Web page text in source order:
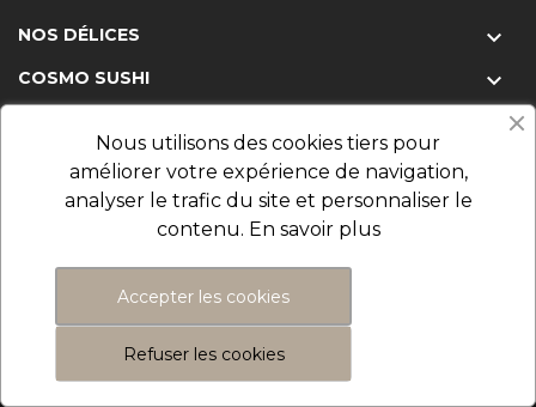
NOS DÉLICES 
COSMO SUSHI 
NOTRE RESTAURANT
© 2026 - Cosmo Sushi Restaurants
Nous utilisons des cookies tiers pour
améliorer votre expérience de navigation,
analyser le trafic du site et personnaliser le
contenu. En savoir plus
Accepter les cookies
Refuser les cookies